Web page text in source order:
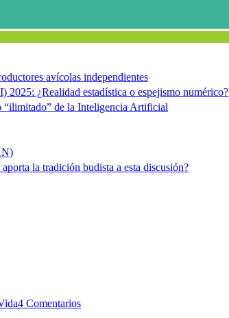
avícolas independientes
¿Realidad estadística o espejismo numérico?
de la Inteligencia Artificial
la tradición budista a esta discusión?
4 Comentarios